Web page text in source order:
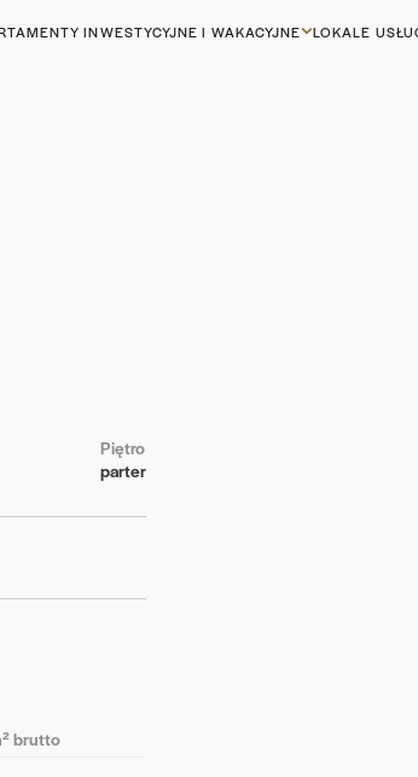
INWESTYCYJNE I WAKACYJNE LOKALE
Piętro
parter
brutto